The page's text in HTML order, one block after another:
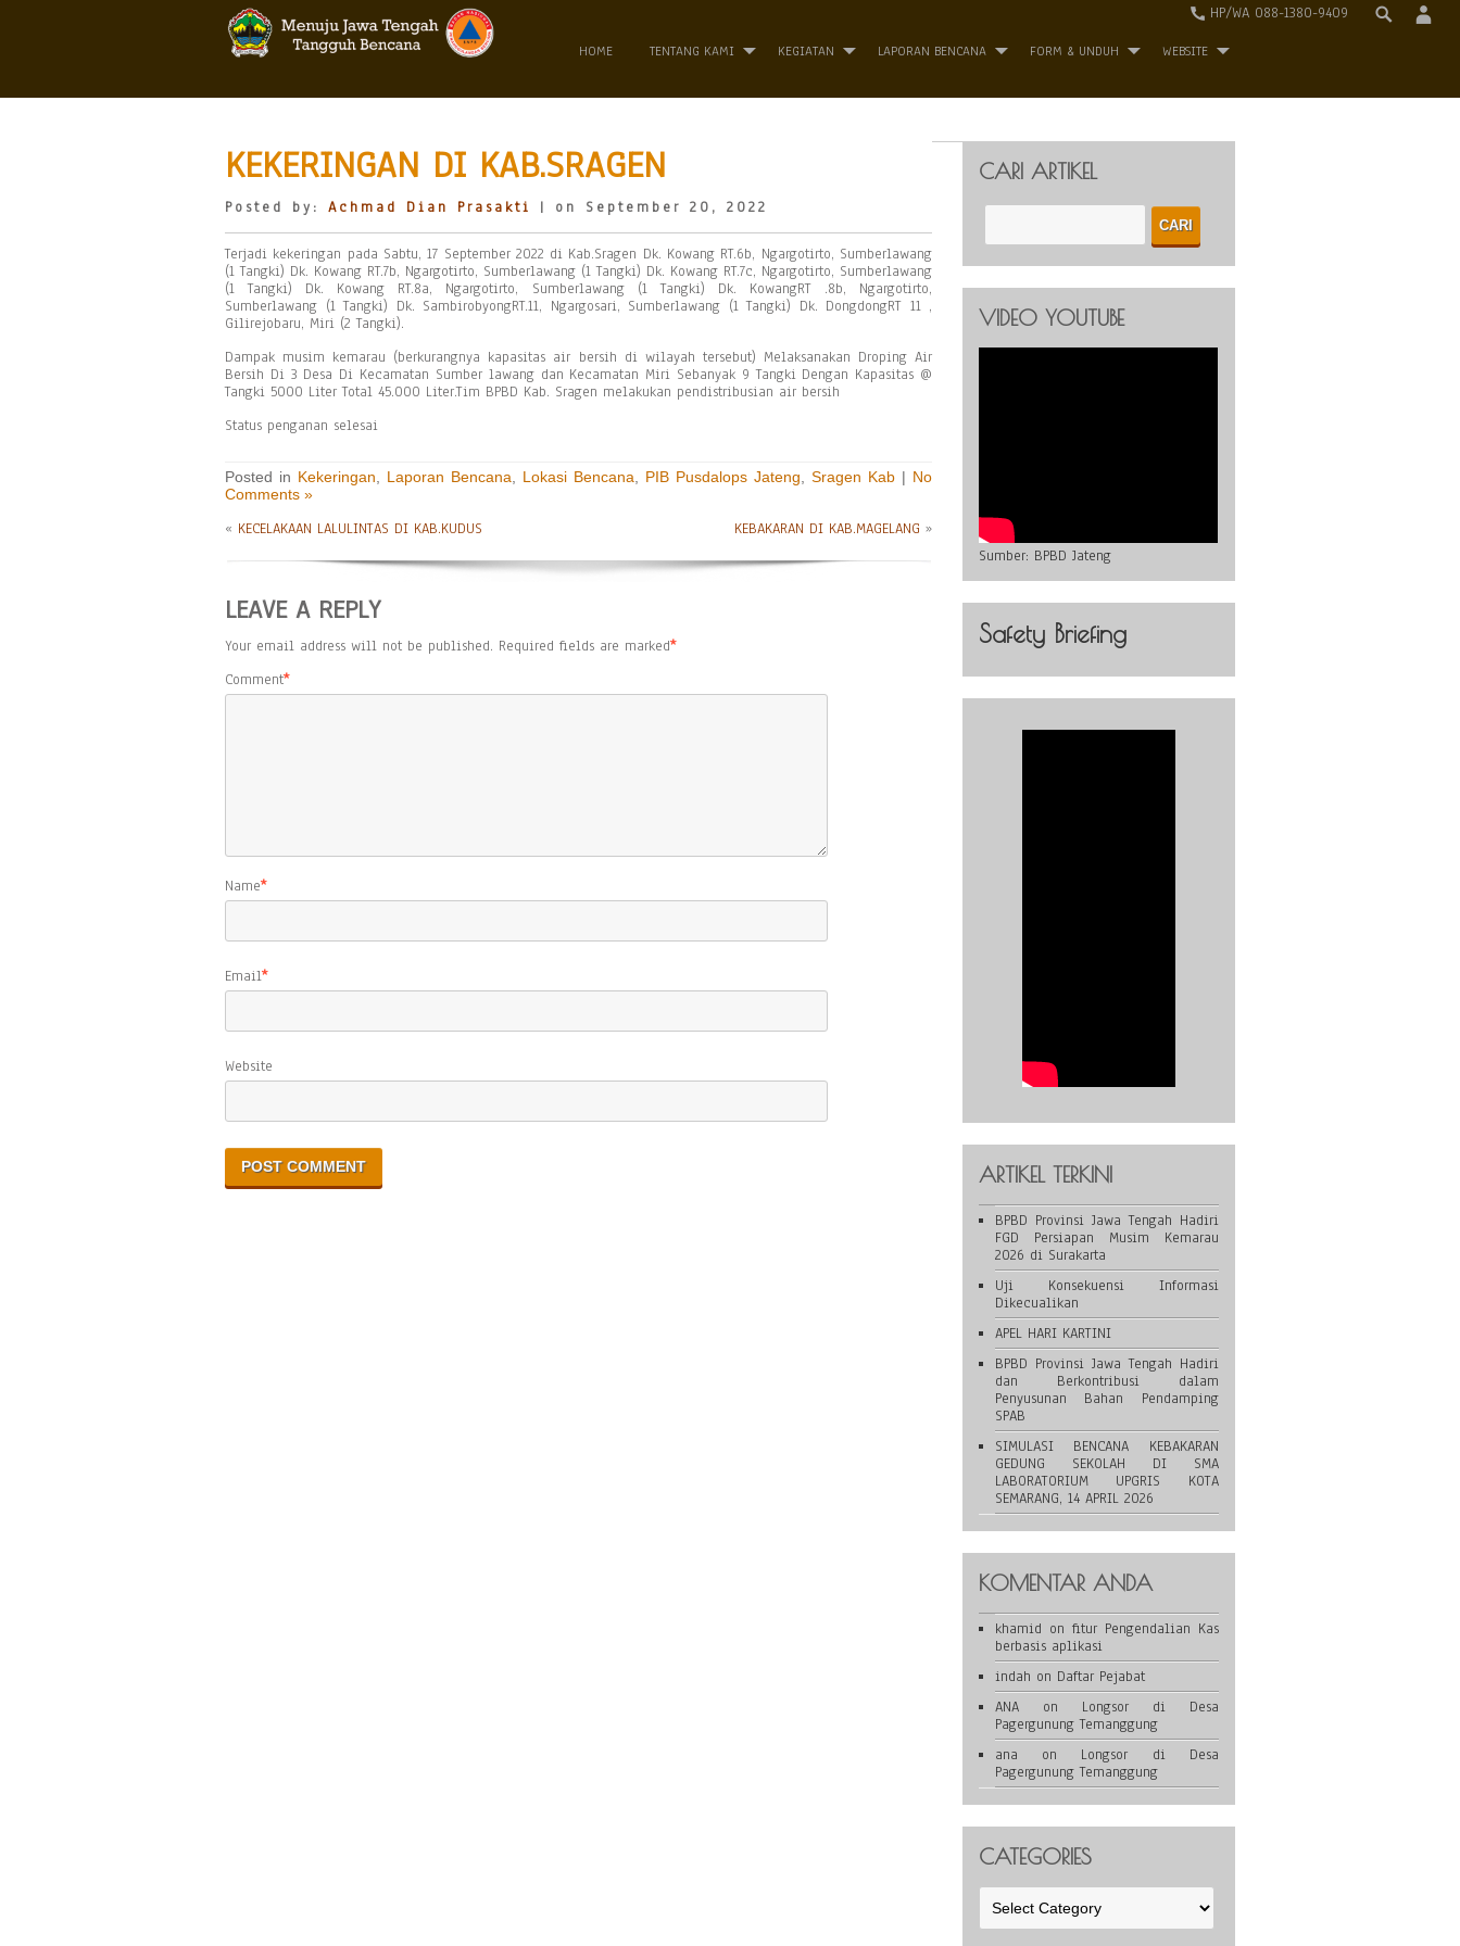
HP/WA 088-1380-9409
HOME TENTANG KAMI KEGIATAN LAPORAN BENCANA FORM & UNDUH WEBSITE
KEKERINGAN DI KAB.SRAGEN
Posted by: Achmad Dian Prasakti | on September 20, 2022
Terjadi kekeringan pada Sabtu, 17 September 2022 di Kab.Sragen Dk. Kowang RT.6b, Ngargotirto, Sumberlawang
(1 Tangki) Dk. Kowang RT.7b, Ngargotirto, Sumberlawang (1 Tangki) Dk. Kowang RT.7c, Ngargotirto, Sumberlawang
(1 Tangki) Dk. Kowang RT.8a, Ngargotirto, Sumberlawang (1 Tangki) Dk. KowangRT .8b, Ngargotirto,
Sumberlawang (1 Tangki) Dk. SambirobyongRT.11, Ngargosari, Sumberlawang (1 Tangki) Dk. DongdongRT 11 ,
Gilirejobaru, Miri (2 Tangki).
Dampak musim kemarau (berkurangnya kapasitas air bersih di wilayah tersebut) Melaksanakan Droping Air
Bersih Di 3 Desa Di Kecamatan Sumber lawang dan Kecamatan Miri Sebanyak 9 Tangki Dengan Kapasitas @
Tangki 5000 Liter Total 45.000 Liter.Tim BPBD Kab. Sragen melakukan pendistribusian air bersih
Status penganan selesai
Posted in Kekeringan Laporan Bencana Lokasi Bencana PIB Pusdalops Jateng Sragen Kab | No
Comments »
« KECELAKAAN LALULINTAS DI KAB.KUDUS KEBAKARAN DI KAB.MAGELANG »
LEAVE A REPLY
Your email address will not be published. Required fields are marked*
Comment*
Name*
Email*
Website
CARI ARTIKEL
VIDEO YOUTUBE
Sumber: BPBD Jateng
Safety Briefing
ARTIKEL TERKINI
BPBD Provinsi Jawa Tengah Hadiri
FGD Persiapan Musim Kemarau
2026 di Surakarta
Uji Konsekuensi Informasi
Dikecualikan
APEL HARI KARTINI
BPBD Provinsi Jawa Tengah Hadiri
dan Berkontribusi dalam
Penyusunan Bahan Pendamping
SPAB
SIMULASI BENCANA KEBAKARAN
GEDUNG SEKOLAH DI SMA
LABORATORIUM UPGRIS KOTA
SEMARANG, 14 APRIL 2026
KOMENTAR ANDA
khamid on fitur Pengendalian Kas
berbasis aplikasi
indah on Daftar Pejabat
ANAon Longsor di Desa
Pagergunung Temanggung
ana on Longsor di Desa
Pagergunung Temanggung
CATEGORIES
Categories